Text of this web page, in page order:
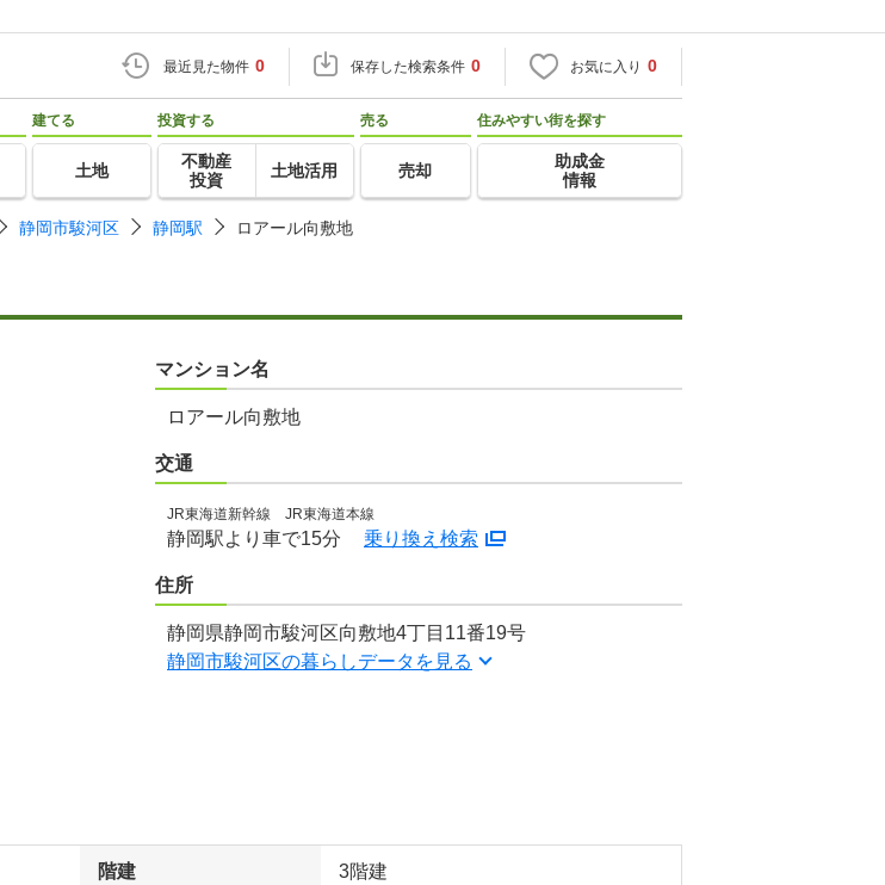
最近見た物件 0 保存した検索条件 0 お気に入り 0
建てる
土地
投資する
不動産
投資
土地活用
売る
売却
住みやすい街を探す
助成金
情報
静岡市駿河区 静岡駅 ロアール向敷地
マンション名
ロアール向敷地
交通
JR東海道新幹線 JR東海道本線
静岡駅より車で15分 乗り換え検索
住所
静岡県静岡市駿河区向敷地4丁目11番19号
静岡市駿河区の暮らしデータを見る
階建 3階建